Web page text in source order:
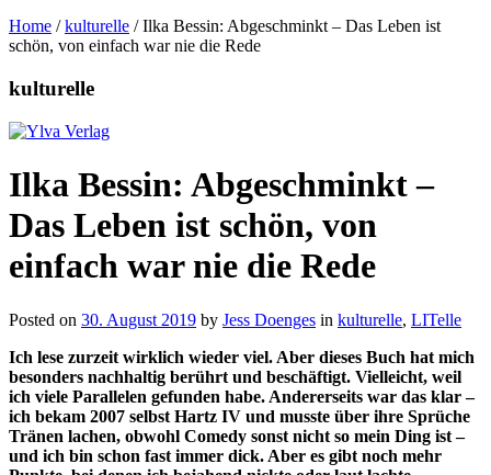
Home /kulturelle /Ilka Bessin: Abgeschminkt – Das Leben ist
schön, von einfach war nie die Rede
kulturelle
Ilka Bessin: Abgeschminkt –
Das Leben ist schön, von
einfach war nie die Rede
Posted on 30. August 2019 by Jess Doenges in kulturelle, LITelle
Ich lese zurzeit wirklich wieder viel. Aber dieses Buch hat mich
besonders nachhaltig berührt und beschäftigt. Vielleicht, weil
ich viele Parallelen gefunden habe. Andererseits war das klar –
ich bekam 2007 selbst Hartz IV und musste über ihre Sprüche
Tränen lachen, obwohl Comedy sonst nicht so mein Ding ist –
und ich bin schon fast immer dick. Aber es gibt noch mehr